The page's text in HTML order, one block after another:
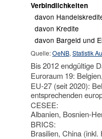
Verbindlichkeiten
davon
davon Kredite
davon Bargeld und
Quelle:OeNB, Statistik
Bis 2012 endgültige
Euroraum 19:
EU-27 (seit 2020):
entsprechenden
CESEE:
Albanien, Bosnien-
BRICS:
Brasilien, China